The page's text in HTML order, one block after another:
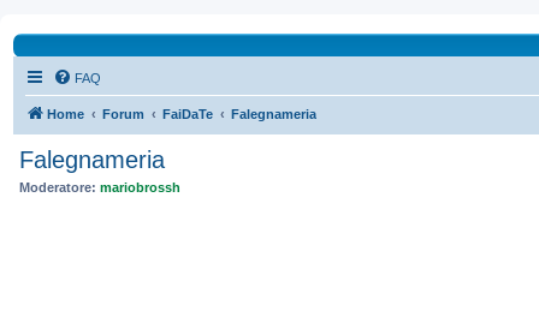
FAQ
Home Forum FaiDaTe Falegnameria
Falegnameria
Moderatore: mariobrossh